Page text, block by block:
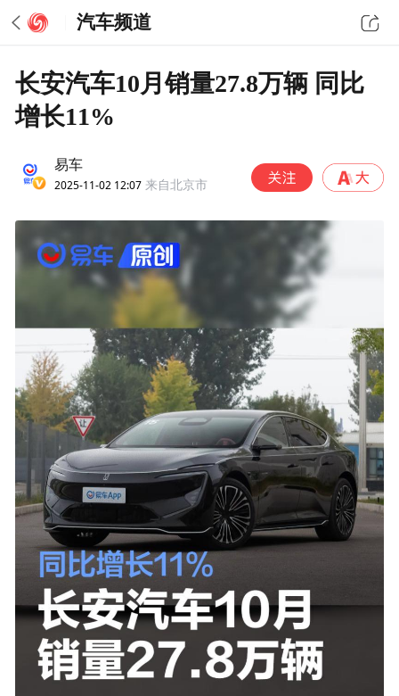
汽车频道
长安汽车10月销量27.8万辆 同比
增长11%
易车
2025-11-02 12:07 来自北京市